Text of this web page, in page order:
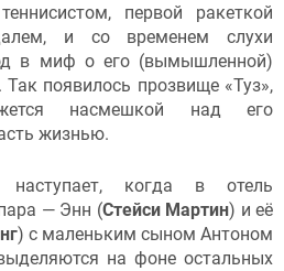
первой ракеткой
и со временем слухи
в миф о его (вымышленной)
появилось прозвище «Туз»,
насмешкой над его
жизнью.
наступает, когда в отель
— Энн (Стейси Мартин) и её
) с маленьким сыном Антоном
на фоне остальных